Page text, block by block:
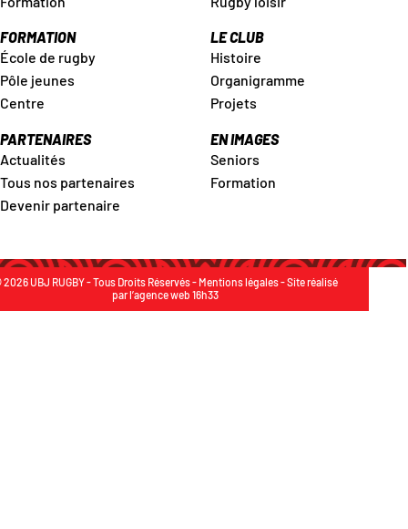
FORMATION
École de rugby
Pôle jeunes
Centre
LE CLUB
Histoire
Organigramme
Projets
PARTENAIRES
Actualités
Tous nos partenaires
Devenir partenaire
EN IMAGES
Seniors
Formation
UBJ RUGBY - Tous Droits Réservés - Mentions légales- Site réalisé
parl’agence web 16h33